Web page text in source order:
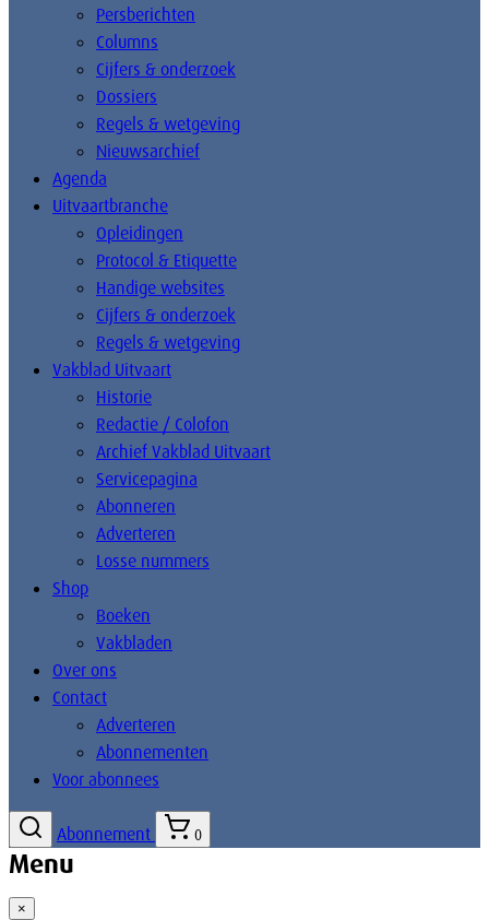
Persberichten
Columns
Cijfers & onderzoek
Dossiers
Regels & wetgeving
Nieuwsarchief
Agenda
Uitvaartbranche
Opleidingen
Protocol & Etiquette
Handige websites
Cijfers & onderzoek
Regels & wetgeving
Vakblad Uitvaart
Historie
Redactie / Colofon
Archief Vakblad Uitvaart
Servicepagina
Abonneren
Adverteren
Losse nummers
Shop
Boeken
Vakbladen
Over ons
Contact
Adverteren
Abonnementen
Voor abonnees
Abonnement 0
Menu
×